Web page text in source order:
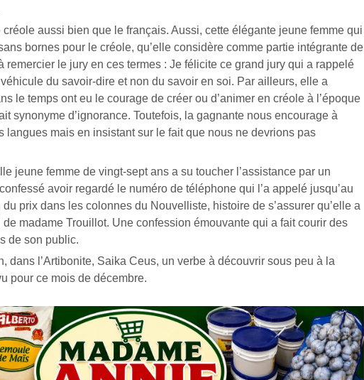
aussi bien que le français. Aussi, cette élégante jeune femme qui
bornes pour le créole, qu’elle considère comme partie intégrante de
remercier le jury en ces termes : Je félicite ce grand jury qui a rappelé
du savoir-dire et non du savoir en soi. Par ailleurs, elle a
le temps ont eu le courage de créer ou d’animer en créole à l’époque
synonyme d’ignorance. Toutefois, la gagnante nous encourage à
langues mais en insistant sur le fait que nous ne devrions pas
jeune femme de vingt-sept ans a su toucher l’assistance par un
avoir regardé le numéro de téléphone qui l’a appelé jusqu’au
prix dans les colonnes du Nouvelliste, histoire de s’assurer qu’elle a
de madame Trouillot. Une confession émouvante qui a fait courir des
de son public.
dans l’Artibonite, Saika Ceus, un verbe à découvrir sous peu à la
pour ce mois de décembre.